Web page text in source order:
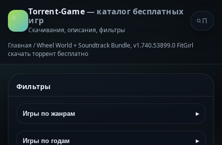
Torrent-Game— каталог бесплатных
игр
Скачивания, описания, фильтры
Главная /Wheel World + Soundtrack Bundle, v1.740.53899.0 FitGirl
скачать торрент бесплатно
Фильтры
Игры по жанрам ▸
Игры по годам ▸